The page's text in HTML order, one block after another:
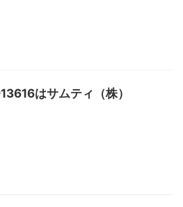
はサムティ（株）